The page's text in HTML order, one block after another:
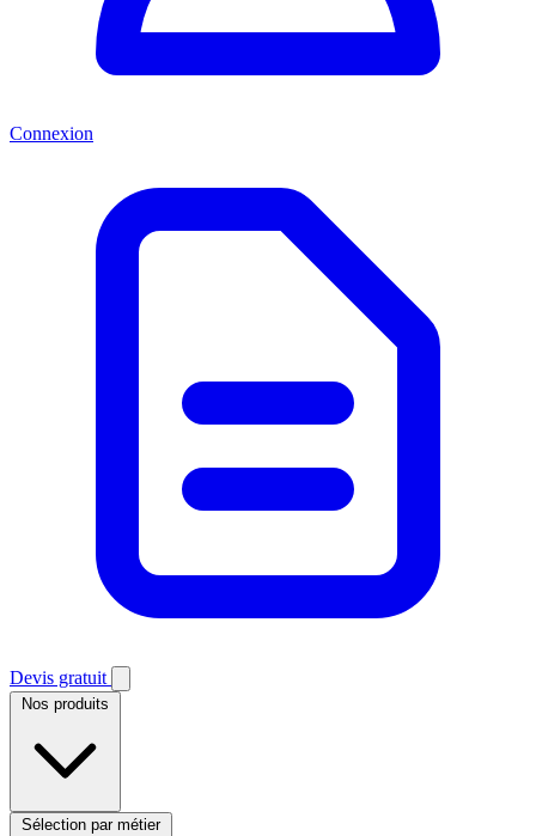
Connexion
Devis gratuit
Nos produits
Sélection par métier